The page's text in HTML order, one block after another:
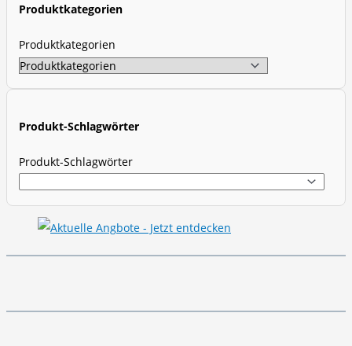
Produktkategorien
Produktkategorien
Produkt-Schlagwörter
Produkt-Schlagwörter